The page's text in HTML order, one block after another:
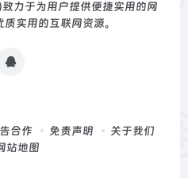
力于为用户提供便捷实用的网
实用的互联网资源。
合作 免责声明
关于我们
站地图